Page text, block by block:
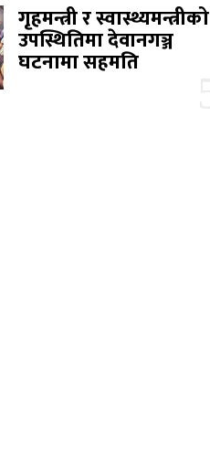
गृहमन्त्री र स्वास्थ्यमन्त्रीको
उपस्थितिमा देवानगञ्ज
घटनामा सहमति